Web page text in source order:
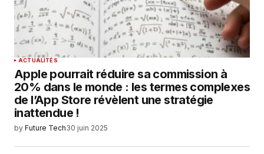
ACTUALITÉS
Apple pourrait réduire sa commission à
20% dans le monde : les termes complexes
de l’App Store révèlent une stratégie
inattendue !
by Future Tech30 juin 2025